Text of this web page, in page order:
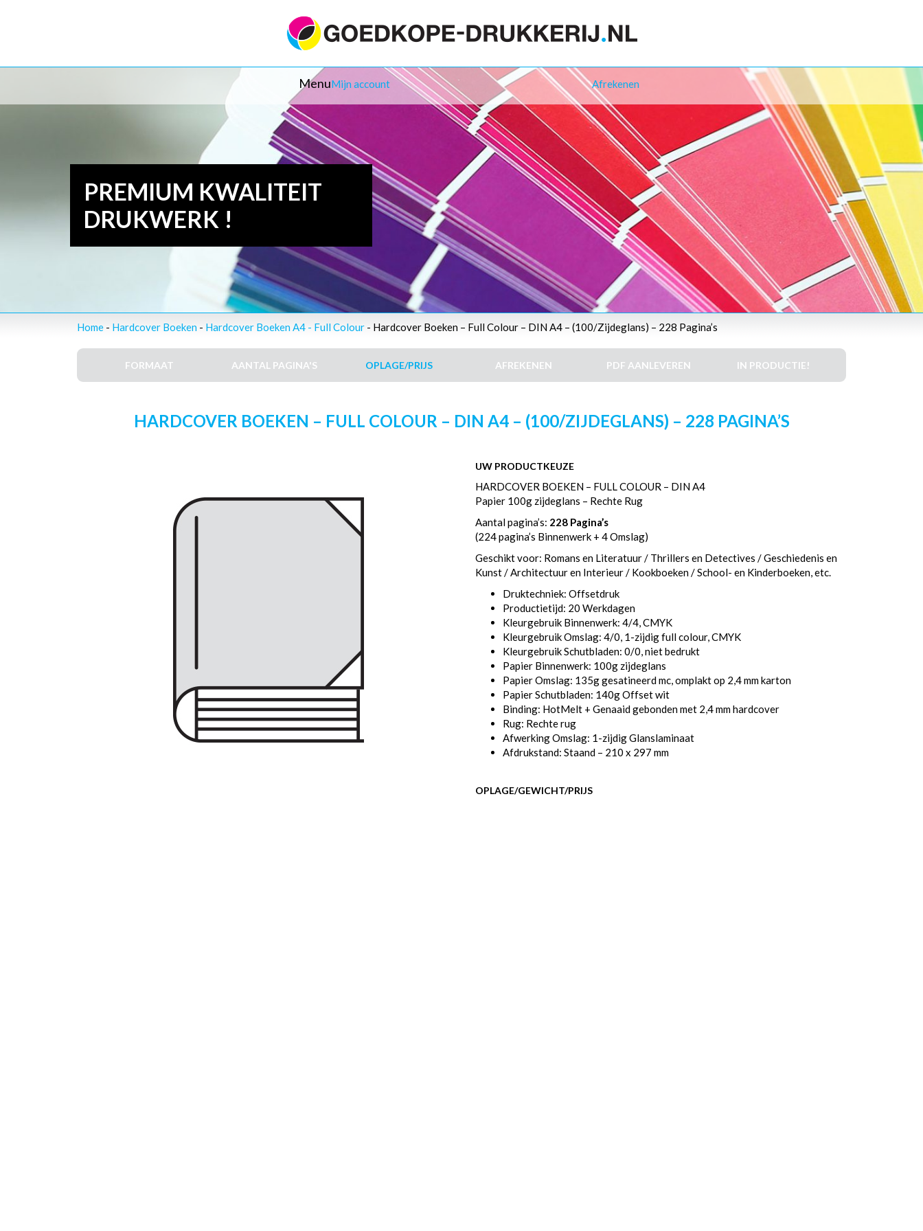
MenuMijn account Afrekenen
PREMIUM KWALITEIT
DRUKWERK !
Home - Hardcover Boeken - Hardcover Boeken A4 - Full Colour - Hardcover Boeken – Full Colour – DIN A4 – (100/Zijdeglans) – 228 Pagina’s
FORMAAT AANTAL PAGINA'S OPLAGE/PRIJS AFREKENEN PDF AANLEVEREN IN PRODUCTIE!
HARDCOVER BOEKEN – FULL COLOUR – DIN A4 – (100/ZIJDEGLANS) – 228 PAGINA’S
UW PRODUCTKEUZE
HARDCOVER BOEKEN – FULL COLOUR – DIN A4
Papier 100g zijdeglans – Rechte Rug
Aantal pagina’s: 228 Pagina’s
(224 pagina’s Binnenwerk + 4 Omslag)
Geschikt voor: Romans en Literatuur / Thrillers en Detectives / Geschiedenis en
Kunst / Architectuur en Interieur / Kookboeken / School- en Kinderboeken, etc.
Druktechniek: Offsetdruk
Productietijd: 20 Werkdagen
Kleurgebruik Binnenwerk: 4/4, CMYK
Kleurgebruik Omslag: 4/0, 1-zijdig full colour, CMYK
Kleurgebruik Schutbladen: 0/0, niet bedrukt
Papier Binnenwerk: 100g zijdeglans
Papier Omslag: 135g gesatineerd mc, omplakt op 2,4 mm karton
Papier Schutbladen: 140g Offset wit
Binding: HotMelt + Genaaid gebonden met 2,4 mm hardcover
Rug: Rechte rug
Afwerking Omslag: 1-zijdig Glanslaminaat
Afdrukstand: Staand – 210 x 297 mm
OPLAGE/GEWICHT/PRIJS